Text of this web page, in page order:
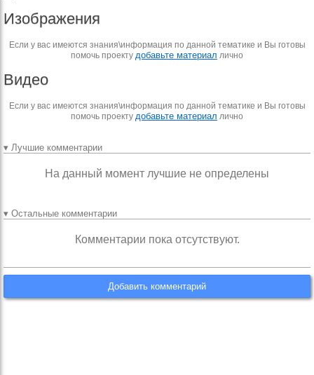
Изображения
Если у вас имеются знания\информация по данной тематике и Вы готовы
помочь проекту добавьте материал лично
Видео
Если у вас имеются знания\информация по данной тематике и Вы готовы
помочь проекту добавьте материал лично
▾ Лучшие комментарии
На данный момент лучшие не определены
▾ Остальные комментарии
Комментарии пока отсутствуют.
Добавить комментарий